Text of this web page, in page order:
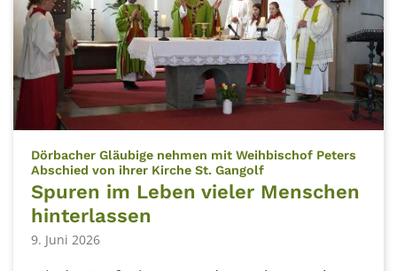
Dörbacher Gläubige nehmen mit Weihbischof Peters
Abschied von ihrer Kirche St. Gangolf:
Spuren im Leben vieler Menschen
hinterlassen
9. Juni 2026